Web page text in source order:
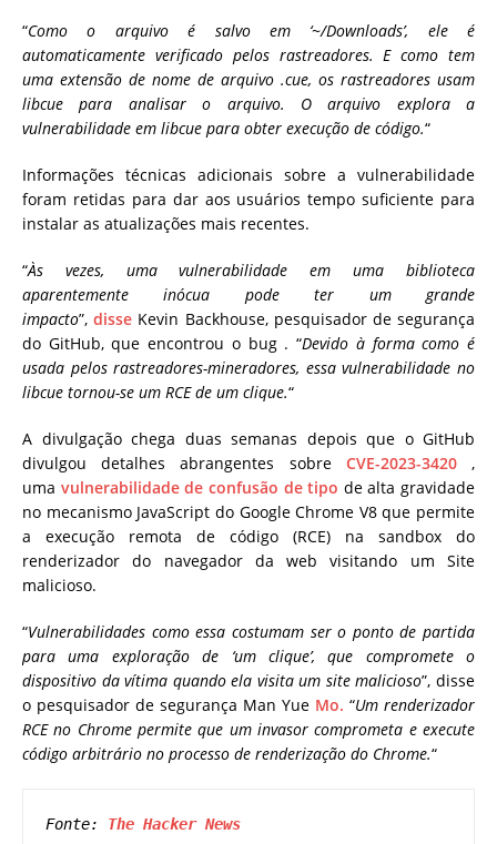
“Como o arquivo é salvo em ‘~/Downloads’, ele é
automaticamente verificado pelos rastreadores. E como tem
uma extensão de nome de arquivo .cue, os rastreadores usam
libcue para analisar o arquivo. O arquivo explora a
vulnerabilidade em libcue para obter execução de código.“
Informações técnicas adicionais sobre a vulnerabilidade
foram retidas para dar aos usuários tempo suficiente para
instalar as atualizações mais recentes.
“Às vezes, uma vulnerabilidade em uma biblioteca
aparentemente inócua pode ter um grande
impacto”,disse Kevin Backhouse, pesquisador de segurança
do GitHub, que encontrou o bug . “Devido à forma como é
usada pelos rastreadores-mineradores, essa vulnerabilidade no
libcue tornou-se um RCE de um clique.“
A divulgação chega duas semanas depois que o GitHub
divulgou detalhes abrangentes sobre CVE-2023-3420,
uma vulnerabilidade de confusão de tipo de alta gravidade
no mecanismo JavaScript do Google Chrome V8 que permite
a execução remota de código (RCE) na sandbox do
renderizador do navegador da web visitando um Site
malicioso.
“Vulnerabilidades como essa costumam ser o ponto de partida
para uma exploração de ‘um clique’, que compromete o
dispositivo da vítima quando ela visita um site malicioso”, disse
o pesquisador de segurança Man Yue Mo. “Um renderizador
RCE no Chrome permite que um invasor comprometa e execute
código arbitrário no processo de renderização do Chrome.“
Fonte: The Hacker News